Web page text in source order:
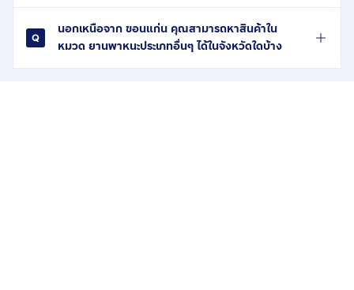
นอกเหนือจาก ขอนแก่น คุณสามารถหาสินค้าใน
หมวด ยานพาหนะประเภทอื่นๆ ได้ในจังหวัดใดบ้าง